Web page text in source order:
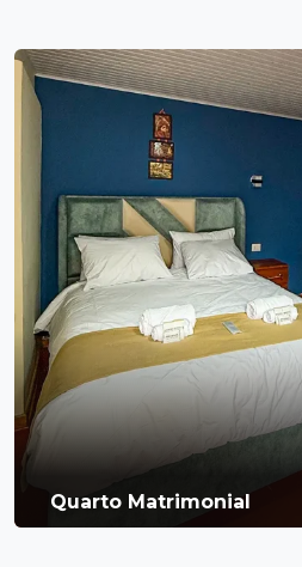
Quarto Matrimonial